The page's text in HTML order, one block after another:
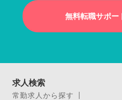
無料転職サポー
求人検索
常勤求人から探す